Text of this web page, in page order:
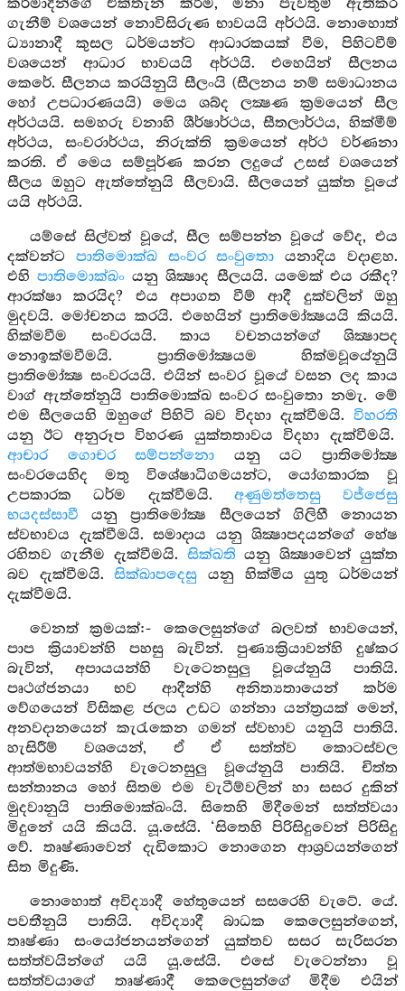
කර්මාදීන්ගේ එක්තැන් කිරීම, මනා පැවතුම් ඇතිකර
ගැනීම් වශයෙන් නොවිසිරුණ භාවයයි අර්ථයි. නොහොත්
ධ්‍යානාදී කුසල ධර්මයන්ට ආධාරකයක් වීම, පිහිටවීම්
වශයෙන් ආධාර භාවයයි අර්ථයි. එහෙයින් සීලනය
කෙරේ. සීලනය කරයිනුයි සීලංයි (සීලනය නම් සමාධානය
හෝ උපධාරණයයි) මෙය ශබ්ද ලක්‍ෂණ ක්‍රමයෙන් සීල
අර්ථයයි. සමහරු වනාහි ශීර්ෂාර්ථය, සීතලාර්ථය, හික්මීම්
අර්ථය, සංවරාර්ථය, නිරුක්ති ක්‍රමයෙන් අර්ථ වර්ණනා
කරති. ඒ මෙය සම්පූර්ණ කරන ලදුයේ උසස් වශයෙන්
සීලය ඔහුට ඇත්තේනුයි සීලවායි. සීලයෙන් යුක්ත වූයේ
යයි අර්ථයි.
යම්සේ සිල්වත් වූයේ, සීල සම්පන්න වූයේ වේද, එය
දක්වන්ට පාතිමොක්ඛ සංවර සංවුතො යනාදිය වදාළහ.
එහිපාතිමොක්ඛං යනු ශික්‍ෂාද සීලයයි. යමෙක් එය රකීද?
ආරක්ෂා කරයිද? එය අපාගත වීම් ආදී දුක්වලින් ඔහු
මුදවයි. මෝචනය කරයි. එහෙයින් ප්‍රාතිමෝක්‍ෂයයි කියයි.
හික්මවීම සංවරයයි. කාය වචනයන්ගේ ශික්‍ෂාපද
නොඉක්මවීමයි. ප්‍රාතිමෝක්‍ෂයම හික්මවූයේනුයි
ප්‍රාතිමෝක්‍ෂ සංවරයයි. එයින් සංවර වූයේ වසන ලද කාය
වාග් ඇත්තේනුයි පාතිමොක්ඛ සංවර සංවුතො නමැ. මේ
එම සීලයෙහි ඔහුගේ පිහිටි බව විදහා දැක්වීමයි. විහරති
යනු ඊට අනුරූප විහරණ යුක්තතාවය විදහා දැක්වීමයි.
ආචාර ගොචර සම්පන්නො යනු යට ප්‍රාතිමෝක්‍ෂ
සංවරයෙහිද මතු විශේෂාධිගමයන්ට, යෝගකාරක වූ
උපකාරක ධර්ම දැක්වීමයි. අණුමත්තෙසු වජ්ජෙසු
භයදස්සාවී යනු ප්‍රාතිමෝක්‍ෂ සීලයෙන් ගිලිහී නොයන
ස්වභාවය දැක්වීමයි. සමාදාය යනු ශික්‍ෂාපදයන්ගේ හේෂ
රහිතව ගැනීම දැක්වීමයි. සික්ඛති යනු ශික්‍ෂාවෙන් යුක්ත
බව දැක්වීමයි.සික්ඛාපදෙසු යනු හික්මිය යුතු ධර්මයන්
දැක්වීමයි.
වෙනත් ක්‍රමයක්:- කෙලෙසුන්ගේ බලවත් භාවයෙන්,
පාප ක්‍රියාවන්හි පහසු බැවින්. පුණ්‍යක්‍රියාවන්හි දුෂ්කර
බැවින්, අපායයන්හි වැටෙනසුලු වූයේනුයි පාතියි.
පෘථග්ජනයා භව ආදීන්හි අනිත්‍යතායෙන් කර්ම
වේගයෙන් විසිකළ ජලය උඩට ගන්නා යන්ත්‍රයක් මෙන්,
අනවදානයෙන් කැරැකෙන ගමන් ස්වභාව යනුයි පාතියි.
හැසිරීම් වශයෙන්, ඒ ඒ සත්ත්ව කොටස්වල
ආත්මභාවයන්හි වැටෙනසුලු වූයේනුයි පාතියි. චිත්ත
සන්තානය හෝ සිතම එම වැටීම්වලින් හා සසර දුකින්
මුදවානුයි පාතිමොක්ඛංයි. සිතෙහි මිදීමෙන් සත්ත්වයා
මිදුනේ යයි කියයි. යූ.සේයි. ‘සිතෙහි පිරිසිදුවෙන් පිරිසිදු
වේ. තෘෂ්ණාවෙන් දැඩිකොට නොගෙන ආශ්‍රවයන්ගෙන්
සිත මිදුණි.
නොහොත් අවිද්‍යාදී හේතුයෙන් සසරෙහි වැටේ. යේ.
පවතීනුයි පාතියි. අවිද්‍යාදී බාධක කෙලෙසුන්ගෙන්,
තෘෂ්ණා සංයෝජනයන්ගෙන් යුක්තව සසර සැරිසරන
සත්ත්වයින්ගේ යයි යූ.සේයි. එසේ වැටෙන්නා වූ
සත්ත්වයාගේ තෘෂ්ණාදී කෙලෙසුන්ගේ මිදීම එයින්